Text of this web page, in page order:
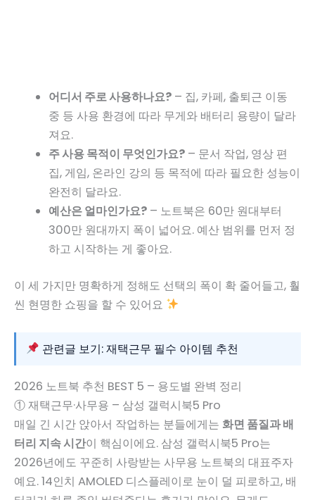
어디서 주로 사용하나요? – 집, 카페, 출퇴근 이동
중 등 사용 환경에 따라 무게와 배터리 용량이 달라
져요.
주 사용 목적이 무엇인가요? – 문서 작업, 영상 편
집, 게임, 온라인 강의 등 목적에 따라 필요한 성능이
완전히 달라요.
예산은 얼마인가요? – 노트북은 60만 원대부터
300만 원대까지 폭이 넓어요. 예산 범위를 먼저 정
하고 시작하는 게 좋아요.
이 세 가지만 명확하게 정해도 선택의 폭이 확 줄어들고, 훨
씬 현명한 쇼핑을 할 수 있어요
관련글 보기: 재택근무 필수 아이템 추천
2026 노트북 추천 BEST 5 – 용도별 완벽 정리
① 재택근무·사무용 – 삼성 갤럭시북5 Pro
매일 긴 시간 앉아서 작업하는 분들에게는 화면 품질과 배
터리 지속 시간이 핵심이에요. 삼성 갤럭시북5 Pro는
2026년에도 꾸준히 사랑받는 사무용 노트북의 대표주자
예요. 14인치 AMOLED 디스플레이로 눈이 덜 피로하고, 배